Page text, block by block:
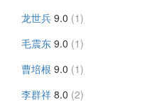
龙世兵 9.0 (1)
毛震东 9.0 (1)
曹培根 9.0 (1)
李群祥 8.0 (2)